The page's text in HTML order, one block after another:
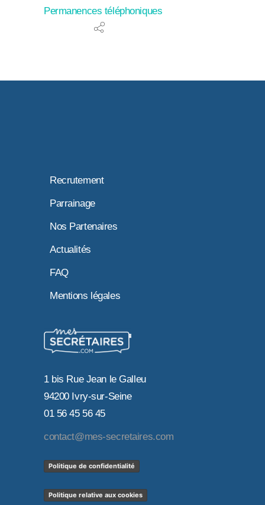
Permanences téléphoniques
Recrutement
Parrainage
Nos Partenaires
Actualités
FAQ
Mentions légales
1 bis Rue Jean le Galleu
94200 Ivry-sur-Seine
01 56 45 56 45
contact@mes-secretaires.com
Politique de confidentialité
Politique relative aux cookies